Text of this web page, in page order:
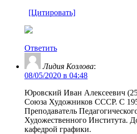
[Цитировать]
Ответить
Лидия Козлова:
08/05/2020 в 04:48
Юровский Иван Алексеевич
Союза Художников СССР. С
Преподаватель
Художественного Института.
кафедрой графики.